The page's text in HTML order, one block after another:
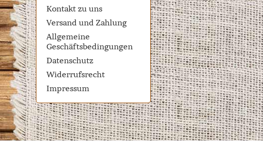
Kontakt zu uns
Versand und Zahlung
Allgemeine
Geschäftsbedingungen
Datenschutz
Widerrufsrecht
Impressum